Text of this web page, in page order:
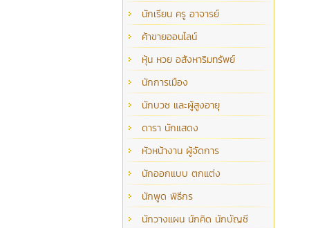
นักเรียน ครู อาจารย์
ค้าขายออนไลน์
หุ้น หวย อสังหาริมทรัพย์
นักการเมือง
นักบวช และผู้สูงอายุ
ดารา นักแสดง
หัวหน้างาน ผู้จัดการ
นักออกแบบ ตกแต่ง
นักพูด พิธีกร
นักวางแผน นักคิด นักบัญชี